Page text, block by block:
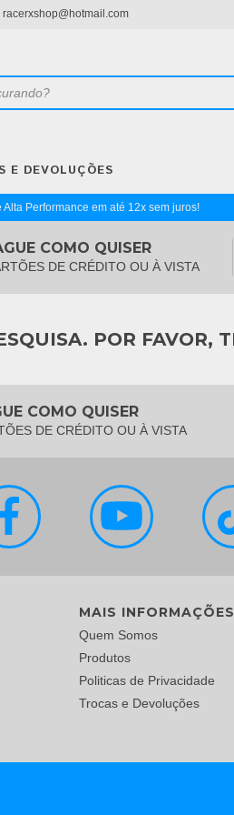
racerxshop@hotmail.com
E DEVOLUÇÕES
Alta Performance em até 12x sem juros!
COMO QUISER
DE CRÉDITO OU À VISTA
POR FAVOR,
COMO QUISER
DE CRÉDITO OU À VISTA
MAIS INFORMAÇÕES
Quem Somos
Produtos
Politicas de Privacidade
Trocas e Devoluções